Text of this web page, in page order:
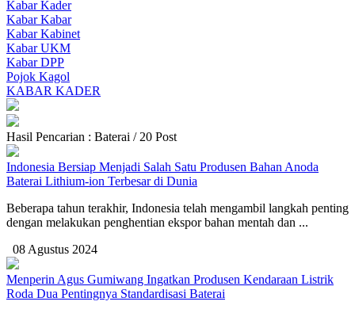
Kabar Kader
Kabar Kabar
Kabar Kabinet
Kabar UKM
Kabar DPP
Pojok Kagol
KABAR KADER
Hasil Pencarian : Baterai / 20 Post
Indonesia Bersiap Menjadi Salah Satu Produsen Bahan Anoda
Baterai Lithium-ion Terbesar di Dunia
Beberapa tahun terakhir, Indonesia telah mengambil langkah penting
dengan melakukan penghentian ekspor bahan mentah dan ...
08 Agustus 2024
Menperin Agus Gumiwang Ingatkan Produsen Kendaraan Listrik
Roda Dua Pentingnya Standardisasi Baterai